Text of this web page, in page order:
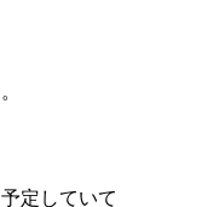
定していて